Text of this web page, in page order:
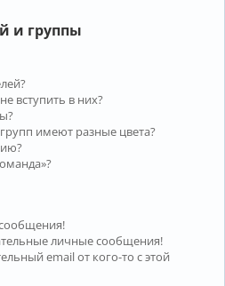
и группы
вступить в них?
имеют разные цвета?
личные сообщения!
email от кого-то с этой